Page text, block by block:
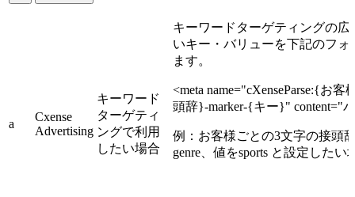
a
Cxense
Advertising
キーワード
ターゲティ
ングで利用
したい場合
キーワードターゲティングの広
いキー・バリューを下記のフォ
ます。
<meta name="cXenseParse:{お
頭辞}-marker-{キー}" content="
例：お客様ごとの3文字の接頭
genre、値をsports と設定したい